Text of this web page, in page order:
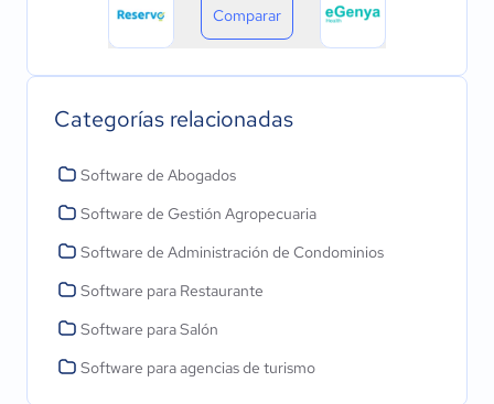
Comparar
Categorías relacionadas
Software de Abogados
Software de Gestión Agropecuaria
Software de Administración de Condominios
Software para Restaurante
Software para Salón
Software para agencias de turismo